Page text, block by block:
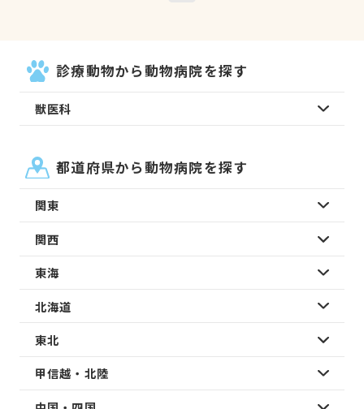
診療動物から動物病院を探す
獣医科
都道府県から動物病院を探す
関東
関西
東海
北海道
東北
甲信越・北陸